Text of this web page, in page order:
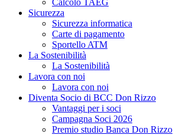
Calcolo TAEG
Sicurezza
Sicurezza informatica
Carte di pagamento
Sportello ATM
La Sostenibilità
La Sostenibilità
Lavora con noi
Lavora con noi
Diventa Socio di BCC Don Rizzo
Vantaggi per i soci
Campagna Soci 2026
Premio studio Banca Don Rizzo